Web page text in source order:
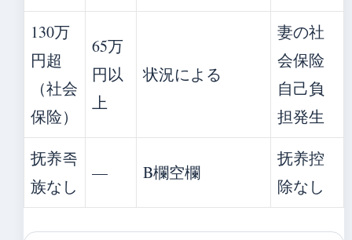
130万
円超
（社会
保险）
65万
円以
上
状況による
妻の社
会保险
自己負
担発生
抚养족
族なし
— B欄空欄
抚养控
除なし